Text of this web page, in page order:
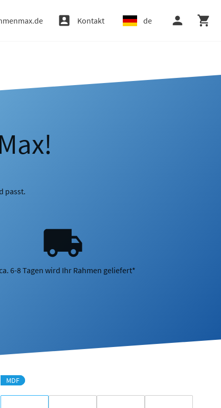
Kontakt de
passt.
6-8 Tagen wird Ihr Rahmen geliefert*
MDF